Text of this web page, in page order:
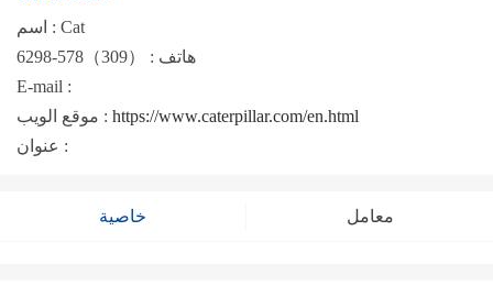
اسم : Cat
هاتف : （309）578-6298
E-mail :
موقع الويب : https://www.caterpillar.com/en.html
عنوان :
خاصية معامل